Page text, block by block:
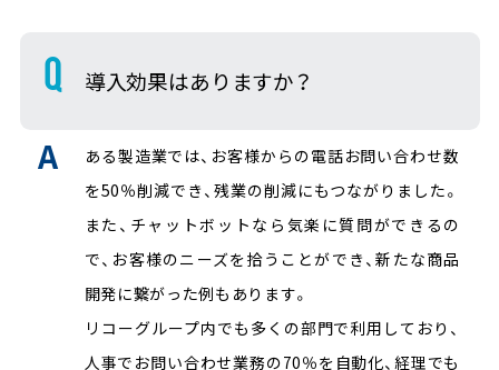
導入効果はありますか？
ある製造業では、お客様からの電話お問い合わせ数
を50％削減でき、残業の削減にもつながりました。
また、チャットボットなら気楽に質問ができるの
で、お客様のニーズを拾うことができ、新たな商品
開発に繋がった例もあります。
リコーグループ内でも多くの部門で利用しており、
人事でお問い合わせ業務の70％を自動化、経理でも